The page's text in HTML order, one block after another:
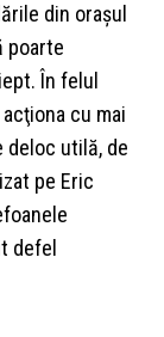
din oraşul
poarte
În felul
cu mai
deloc utilă, de
pe Eric
defel